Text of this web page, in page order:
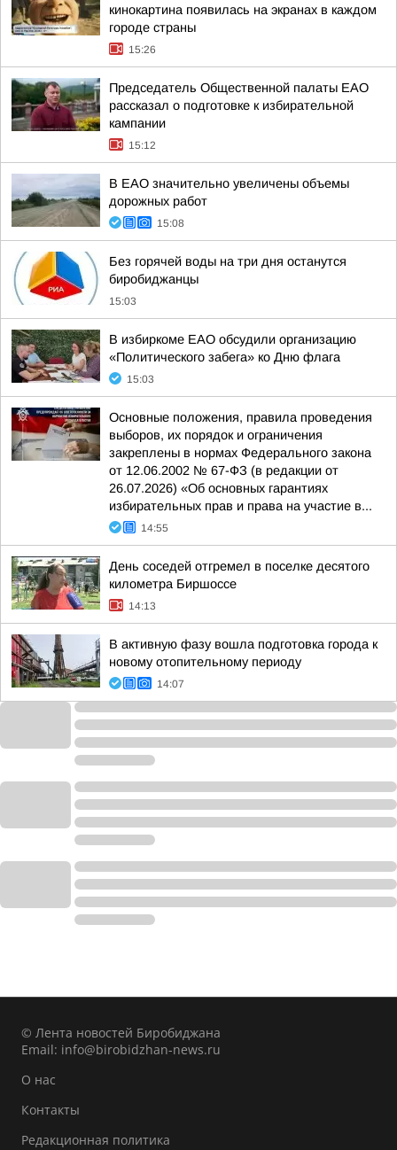
кинокартина появилась на экранах в каждом
городе страны
15:26
Председатель Общественной палаты ЕАО
рассказал о подготовке к избирательной
кампании
15:12
В ЕАО значительно увеличены объемы
дорожных работ
15:08
Без горячей воды на три дня останутся
биробиджанцы
15:03
В избиркоме ЕАО обсудили организацию
«Политического забега» ко Дню флага
15:03
Основные положения, правила проведения
выборов, их порядок и ограничения
закреплены в нормах Федерального закона
от 12.06.2002 № 67-ФЗ (в редакции от
26.07.2026) «Об основных гарантиях
избирательных прав и права на участие в...
14:55
День соседей отгремел в поселке десятого
километра Биршоссе
14:13
В активную фазу вошла подготовка города к
новому отопительному периоду
14:07
© Лента новостей Биробиджана
Email: info@birobidzhan-news.ru
О нас
Контакты
Редакционная политика